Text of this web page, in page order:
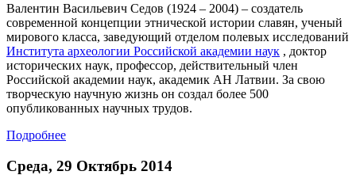
Валентин Васильевич Седов (1924 – 2004) – создатель
современной концепции этнической истории славян, ученый
мирового класса, заведующий отделом полевых исследований
Института археологии Российской академии наук , доктор
исторических наук, профессор, действительный член
Российской академии наук, академик АН Латвии. За свою
творческую научную жизнь он создал более 500
опубликованных научных трудов.
Подробнее
Среда, 29 Октябрь 2014